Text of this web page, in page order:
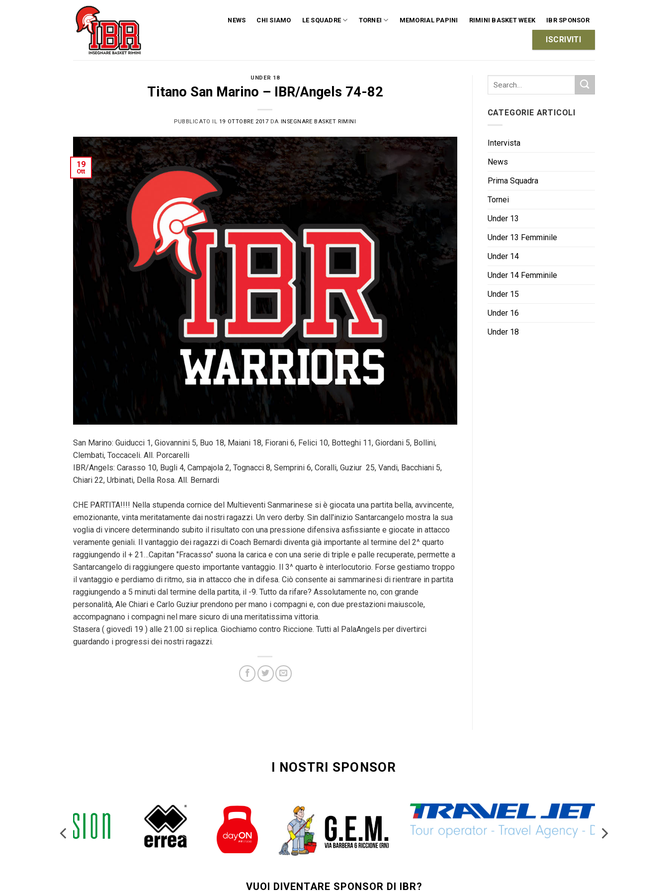
NEWS CHI SIAMO LE SQUADRE TORNEI MEMORIAL PAPINI RIMINI BASKET WEEK IBR SPONSOR
ISCRIVITI
UNDER 18
Titano San Marino – IBR/Angels 74-82
PUBBLICATO IL 19 OTTOBRE 2017 DA INSEGNARE BASKET RIMINI
19
Ott
San Marino: Guiducci 1, Giovannini 5, Buo 18, Maiani 18, Fiorani 6, Felici 10, Botteghi 11, Giordani 5, Bollini,
Clembati, Toccaceli. All. Porcarelli
IBR/Angels: Carasso 10, Bugli 4, Campajola 2, Tognacci 8, Semprini 6, Coralli, Guziur 25, Vandi, Bacchiani 5,
Chiari 22, Urbinati, Della Rosa. All. Bernardi
CHE PARTITA!!!! Nella stupenda cornice del Multieventi Sanmarinese si è giocata una partita bella, avvincente,
emozionante, vinta meritatamente dai nostri ragazzi. Un vero derby. Sin dall'inizio Santarcangelo mostra la sua
voglia di vincere determinando subito il risultato con una pressione difensiva asfissiante e giocate in attacco
veramente geniali. Il vantaggio dei ragazzi di Coach Bernardi diventa già importante al termine del 2^ quarto
raggiungendo il + 21…Capitan "Fracasso" suona la carica e con una serie di triple e palle recuperate, permette a
Santarcangelo di raggiungere questo importante vantaggio. Il 3^ quarto è interlocutorio. Forse gestiamo troppo
il vantaggio e perdiamo di ritmo, sia in attacco che in difesa. Ciò consente ai sammarinesi di rientrare in partita
raggiungendo a 5 minuti dal termine della partita, il -9. Tutto da rifare? Assolutamente no, con grande
personalità, Ale Chiari e Carlo Guziur prendono per mano i compagni e, con due prestazioni maiuscole,
accompagnano i compagni nel mare sicuro di una meritatissima vittoria.
Stasera ( giovedì 19 ) alle 21.00 si replica. Giochiamo contro Riccione. Tutti al PalaAngels per divertirci
guardando i progressi dei nostri ragazzi.
CATEGORIE ARTICOLI
Intervista
News
Prima Squadra
Tornei
Under 13
Under 13 Femminile
Under 14
Under 14 Femminile
Under 15
Under 16
Under 18
I NOSTRI SPONSOR
VUOI DIVENTARE SPONSOR DI IBR?